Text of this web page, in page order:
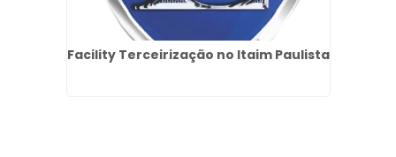
Facility Terceirização no Itaim Paulista